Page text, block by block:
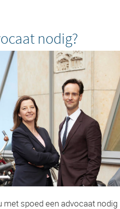
nodig?
met spoed een advocaat nodig